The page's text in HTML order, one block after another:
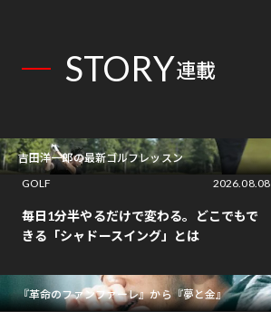
STORY連載
吉田洋一郎の最新ゴルフレッスン
GOLF
2026.08.08
毎日1分半やるだけで変わる。どこでもで
きる「シャドースイング」とは
『革命のファンファーレ』から『夢と金』